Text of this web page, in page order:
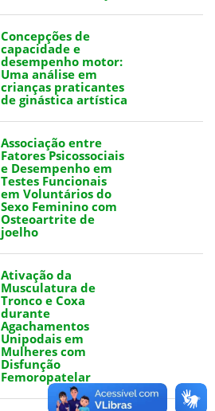
Concepções de
capacidade e
desempenho motor:
Uma análise em
crianças praticantes
de ginástica artística
Associação entre
Fatores Psicossociais
e Desempenho em
Testes Funcionais
em Voluntários do
Sexo Feminino com
Osteoartrite de
joelho
Ativação da
Musculatura de
Tronco e Coxa
durante
Agachamentos
Unipodais em
Mulheres com
Disfunção
Femoropatelar